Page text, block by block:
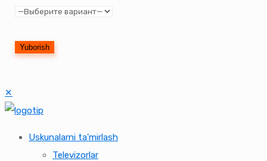
✕
Uskunalarni ta'mirlash
Televizorlar